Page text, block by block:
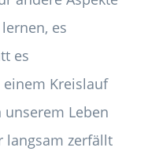
es
es
Kreislauf
Leben
langsam zerfällt